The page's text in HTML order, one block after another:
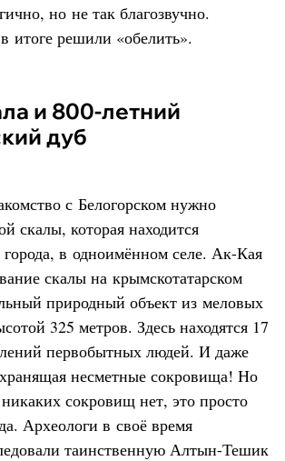
но не так благозвучно.
итоге решили «обелить».
дуб
с Белогорском нужно
скалы, которая находится
города, в одноимённом селе. Ак-Кая
скалы на крымскотатарском
природный объект из меловых
325 метров. Здесь находятся 17
первобытных людей. И даже
несметные сокровища! Но
сокровищ нет, это просто
Археологи в своё время
таинственную Алтын-Тешик